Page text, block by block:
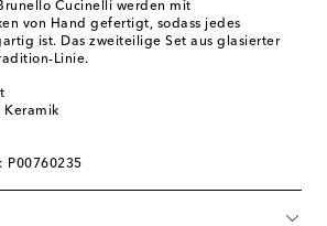
Cucinelli werden mit
von Hand gefertigt, sodass jedes
ist. Das zweiteilige Set aus glasierter
Linie.
Keramik
P00760235